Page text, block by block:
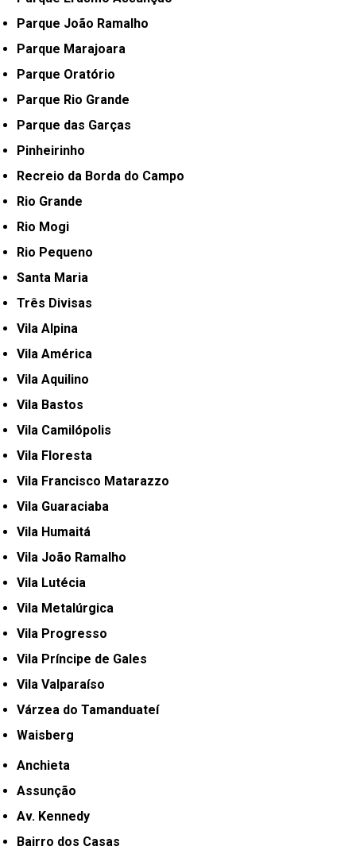
Parque João Ramalho
Parque Marajoara
Parque Oratório
Parque Rio Grande
Parque das Garças
Pinheirinho
Recreio da Borda do Campo
Rio Grande
Rio Mogi
Rio Pequeno
Santa Maria
Três Divisas
Vila Alpina
Vila América
Vila Aquilino
Vila Bastos
Vila Camilópolis
Vila Floresta
Vila Francisco Matarazzo
Vila Guaraciaba
Vila Humaitá
Vila João Ramalho
Vila Lutécia
Vila Metalúrgica
Vila Progresso
Vila Príncipe de Gales
Vila Valparaíso
Várzea do Tamanduateí
Waisberg
Anchieta
Assunção
Av. Kennedy
Bairro dos Casas